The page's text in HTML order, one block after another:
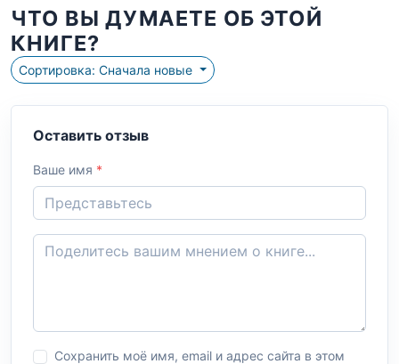
ЧТО ВЫ ДУМАЕТЕ ОБ ЭТОЙ
КНИГЕ?
Сортировка: Сначала новые
Оставить отзыв
Ваше имя *
Сохранить моё имя, email и адрес сайта в этом